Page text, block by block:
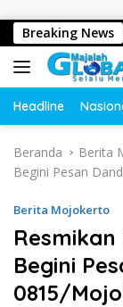
Breaking News
Gerak Cepat
Headline
Beranda Berita
Begini Pesan
Berita Mojokerto
Begini
0815/